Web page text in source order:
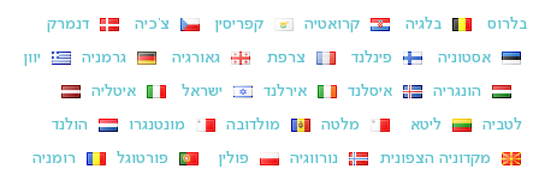
בלרוס
בלגיה קרואטיה קפריסין צ’כיה
דנמרק
אסטוניה
פינלנד צרפת גאורגיה גרמניה
יוון
הונגריה
איסלנד אירלנד ישראל
איטליה
לטביה
ליטא מלטה מולדובה מונטנגרו
הולנד
מקדוניה הצפונית
נורווגיה פולין פורטוגל רומניה